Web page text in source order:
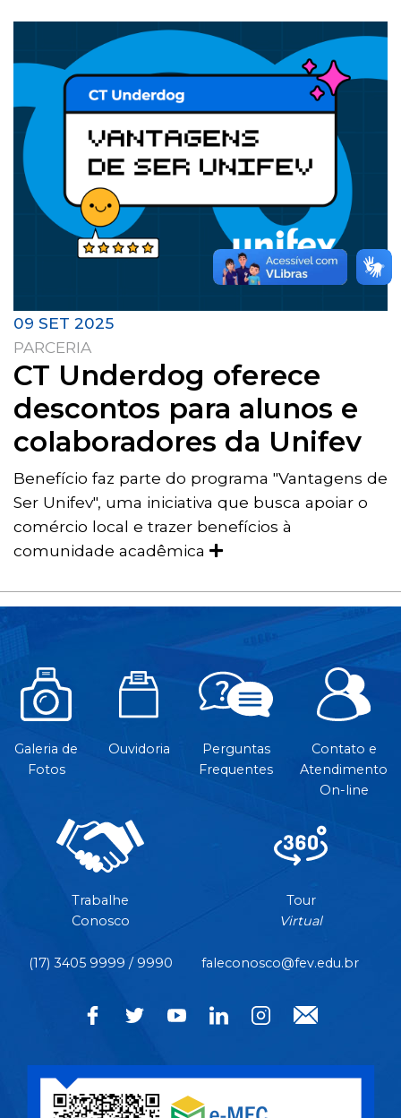
09 SET 2025
PARCERIA
CT Underdog oferece
descontos para alunos e
colaboradores da Unifev
Benefício faz parte do programa "Vantagens de
Ser Unifev", uma iniciativa que busca apoiar o
comércio local e trazer benefícios à
comunidade acadêmica
Galeria de
Fotos
Ouvidoria
Perguntas
Frequentes
Contato e
Atendimento
On-line
Trabalhe
Conosco
Tour
Virtual
(17) 3405 9999 / 9990 faleconosco@fev.edu.br